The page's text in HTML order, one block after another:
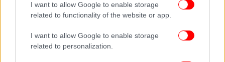
I want to allow Google to enable storage
related to functionality of the website or app.
I want to allow Google to enable storage
related to personalization.
Φωτογραφία: CYRIL MOREAU / Bestimage / Profimedia